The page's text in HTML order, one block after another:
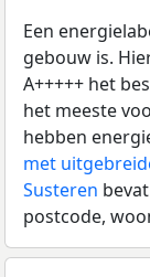
Een
gebouw is.
A+++++ het
het meeste
hebben
met
Susteren
postcode,